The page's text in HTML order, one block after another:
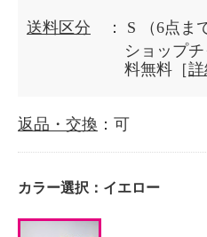
送料区分 ： S
（6点ま
ショップ
料無料［詳
返品・交換 ：可
カラー選択： イエロー